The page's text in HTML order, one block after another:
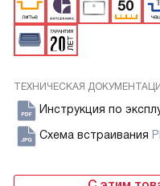
ТЕХНИЧЕСКАЯ
Инструкция по
Схема встраивания